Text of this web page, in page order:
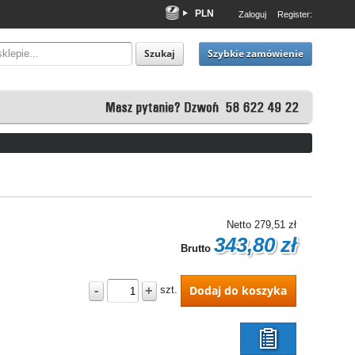
PLN
EUR
USD
Zaloguj Register:
Szukaj Szybkie zamówienie
Netto 279,51 zł
Brutto 343,80 zł
- + szt. Dodaj do koszyka